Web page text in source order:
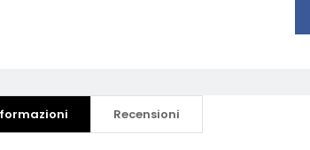
Recensioni